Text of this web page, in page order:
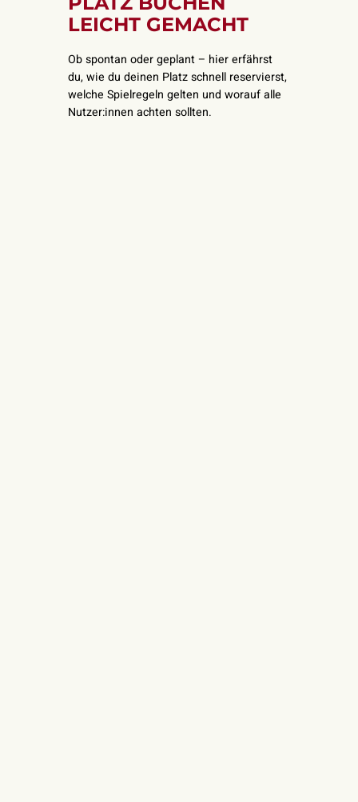
LEICHT GEMACHT
Ob spontan oder geplant – hier erfährst
du, wie du deinen Platz schnell reservierst,
welche Spielregeln gelten und worauf alle
Nutzer:innen achten sollten.